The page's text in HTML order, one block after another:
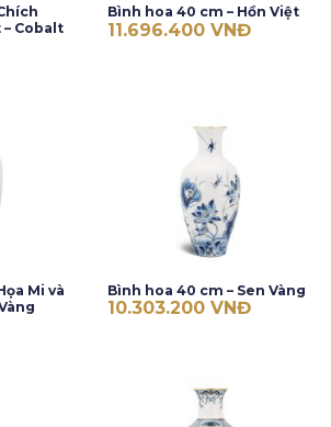
– Cobalt
Bình hoa 40 cm – Hồn Việt
11.696.400 VNĐ
Mi và
Bình hoa 40 cm – Sen Vàng
10.303.200 VNĐ